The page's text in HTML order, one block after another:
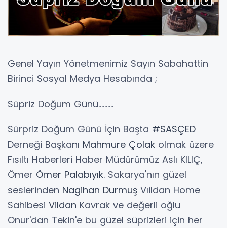
Genel Yayın Yönetmenimiz Sayın Sabahattin
Birinci Sosyal Medya Hesabında ;
Süpriz Doğum Günü..........
Sürpriz Doğum Günü İçin Başta #SASÇED
Derneği Başkanı Mahmure Çolak olmak üzere
Fısıltı Haberleri Haber Müdürümüz Aslı KILIÇ,
Ömer Ömer Palabıyık. Sakarya'nın güzel
seslerinden Nagihan Durmuş Vıildan Home
Sahibesi Vildan Kavrak ve değerli oğlu
Onur'dan Tekin'e bu güzel süprizleri için her